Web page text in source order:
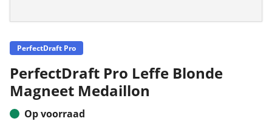
PerfectDraft Pro
PerfectDraft Pro Leffe Blonde
Magneet Medaillon
Op voorraad